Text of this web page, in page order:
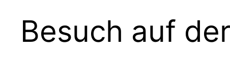
Besuch auf